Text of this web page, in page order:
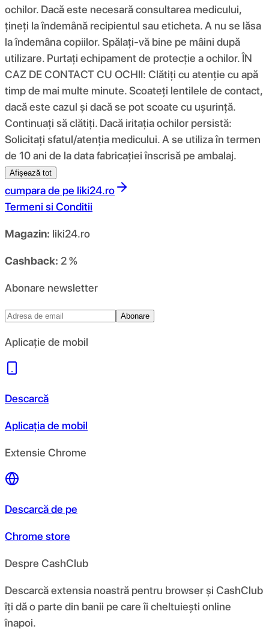
ochilor. Dacă este necesară consultarea medicului,
țineți la îndemână recipientul sau eticheta. A nu se lăsa
la îndemâna copiilor. Spălați-vă bine pe mâini după
utilizare. Purtați echipament de protecție a ochilor. ÎN
CAZ DE CONTACT CU OCHII: Clătiți cu atenție cu apă
timp de mai multe minute. Scoateți lentilele de contact,
dacă este cazul și dacă se pot scoate cu ușurință.
Continuați să clătiți. Dacă iritația ochilor persistă:
Solicitați sfatul/atenția medicului. A se utiliza în termen
de 10 ani de la data fabricației înscrisă pe ambalaj.
Afișează tot
cumpara de pe liki24.ro
Termeni si Conditii
Magazin: liki24.ro
Cashback: 2 %
Abonare newsletter
Abonare
Aplicație de mobil
Descarcă
Aplicația de mobil
Extensie Chrome
Descarcă de pe
Chrome store
Despre CashClub
Descarcă extensia noastră pentru browser și CashClub
îți dă o parte din banii pe care îi cheltuiești online
înapoi.